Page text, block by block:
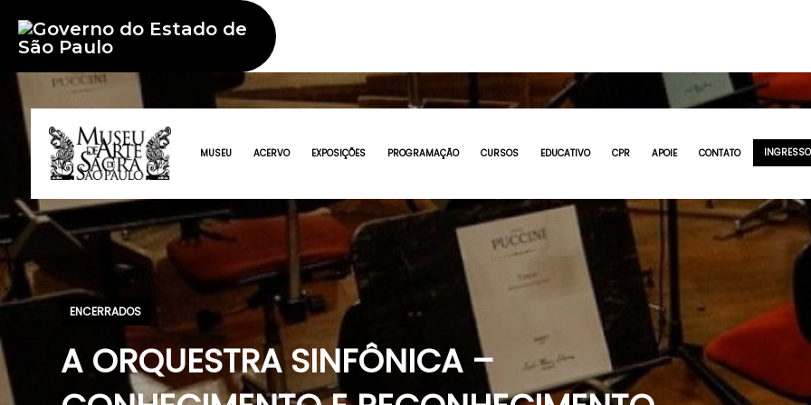
MUSEU ACERVO EXPOSIÇÕES PROGRAMAÇÃO CURSOS EDUCATIVO CPR APOIE CONTATO
ENCERRADOS
A ORQUESTRA SINFÔNICA –